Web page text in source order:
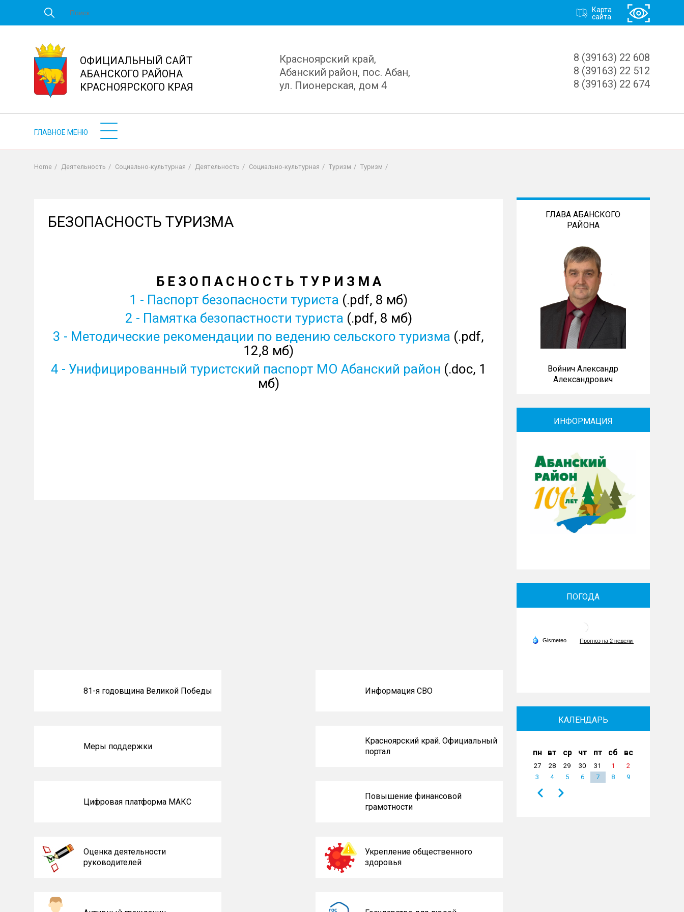
основному
Карта
сайта
ОФИЦИАЛЬНЫЙ САЙТ
АБАНСКОГО РАЙОНА
КРАСНОЯРСКОГО КРАЯ
Красноярский край,
Абанский район, пос. Абан,
ул. Пионерская, дом 4
8 (39163) 22 608
8 (39163) 22 512
8 (39163) 22 674
Home / Деятельность / Социально-культурная / Деятельность / Социально-культурная / Туризм / Туризм /
БЕЗОПАСНОСТЬ ТУРИЗМА
Б Е З О П А С Н О С Т Ь Т У Р И З М А
1 - Паспорт безопасности туриста (.pdf, 8 мб)
2 - Памятка безопастности туриста (.pdf, 8 мб)
3 - Методические рекомендации по ведению сельского туризма (.pdf,
12,8 мб)
4 - Унифицированный туристский паспорт МО Абанский район (.doc, 1
мб)
81-я годовщина Великой Победы Информация СВО
Меры поддержки
Красноярский край. Официальный
портал
Цифровая платформа МАКС
Повышение финансовой
грамотности
Оценка деятельности
руководителей
Укрепление общественного
здоровья
ГЛАВА АБАНСКОГО
РАЙОНА
Войнич Александр
Александрович
ИНФОРМАЦИЯ
ПОГОДА
КАЛЕНДАРЬ
пн вт ср чт пт сб вс
27 28 29 30 31 1
2
3
4 5 6 7 8 9
Назад Вперёд